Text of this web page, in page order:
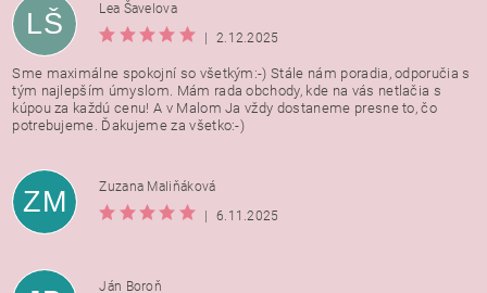
LŠ
Lea Šavelova
|
2.12.2025
Sme maximálne spokojní so všetkým:-) Stále nám poradia, odporučia s
tým najlepším úmyslom. Mám rada obchody, kde na vás netlačia s
kúpou za každú cenu! A v Malom Ja vždy dostaneme presne to, čo
potrebujeme. Ďakujeme za všetko:-)
ZM
Zuzana Maliňáková
|
6.11.2025
Ján Boroň